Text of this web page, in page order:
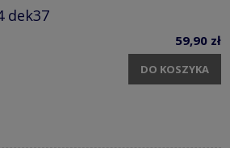
dek37
59,90 zł
DO KOSZYKA